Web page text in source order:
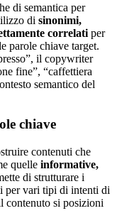
di semantica per
di sinonimi,
correlati per
parole chiave target.
il copywriter
fine”, “caffettiera
semantico del
chiave
contenuti che
quelle informative,
di strutturare i
per vari tipi di intenti di
contenuto si posizioni